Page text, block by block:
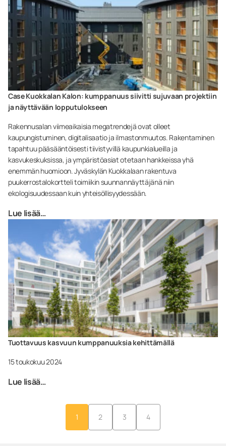
Case Kuokkalan Kalon: kumppanuus siivitti sujuvaan projektiin
ja näyttävään lopputulokseen
Rakennusalan viimeaikaisia megatrendejä ovat olleet
kaupungistuminen, digitalisaatio ja ilmastonmuutos. Rakentaminen
tapahtuu pääsääntöisesti tiivistyvillä kaupunkialueilla ja
kasvukeskuksissa, ja ympäristöasiat otetaan hankkeissa yhä
enemmän huomioon. Jyväskylän Kuokkalaan rakentuva
puukerrostalokortteli toimiikin suunnannäyttäjänä niin
ekologisuudessaan kuin yhteisöllisyydessään.
Lue lisää…
Tuottavuus kasvuun kumppanuuksia kehittämällä
15 toukokuu 2024
Lue lisää…
1 2 3 4